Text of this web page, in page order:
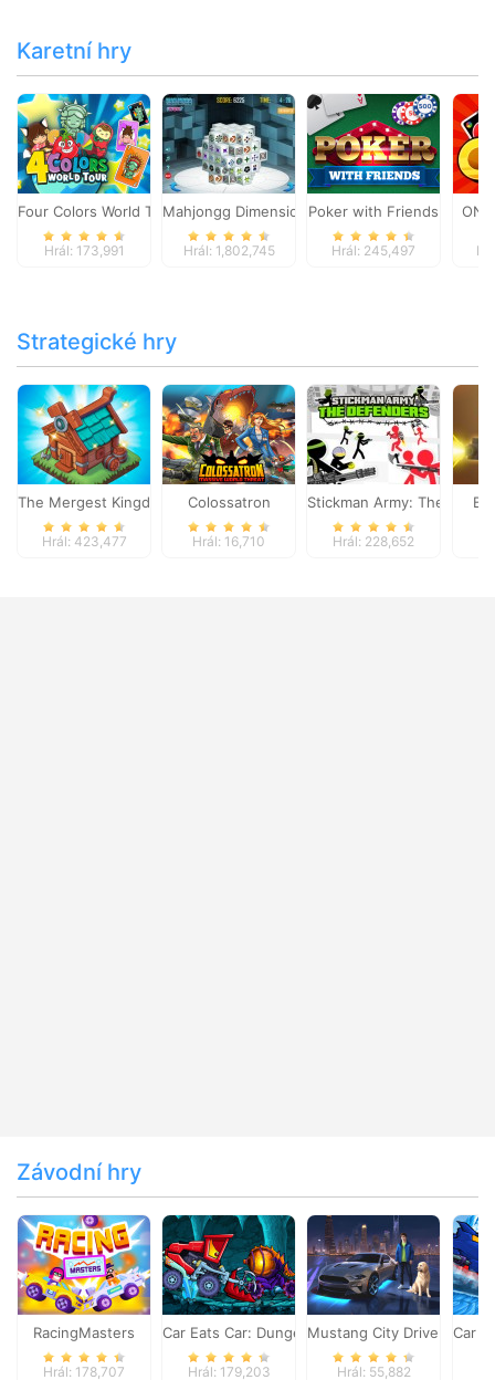
Karetní hry
Four Colors World Tour
Hrál: 173,991
Mahjongg Dimensions
Hrál: 1,802,745
Poker with Friends
Hrál: 245,497
Strategické hry
The Mergest Kingdom
Hrál: 423,477
Colossatron
Hrál: 16,710
Stickman Army: The
Hrál: 228,652
Závodní hry
RacingMasters
Hrál: 178,707
Car Eats Car: Dungeon Adventure
Hrál: 179,203
Mustang City Driver
Hrál: 55,882
Car